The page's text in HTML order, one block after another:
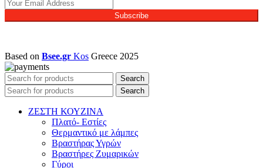
Subscribe
Based on Bsee.gr Kos Greece 2025
Search
Search
ΖΕΣΤΗ ΚΟΥΖΙΝΑ
Πλατό- Εστίες
Θερμαντικό με λάμπες
Βραστήρας Υγρών
Βραστήρες Ζυμαρικών
Γύροι